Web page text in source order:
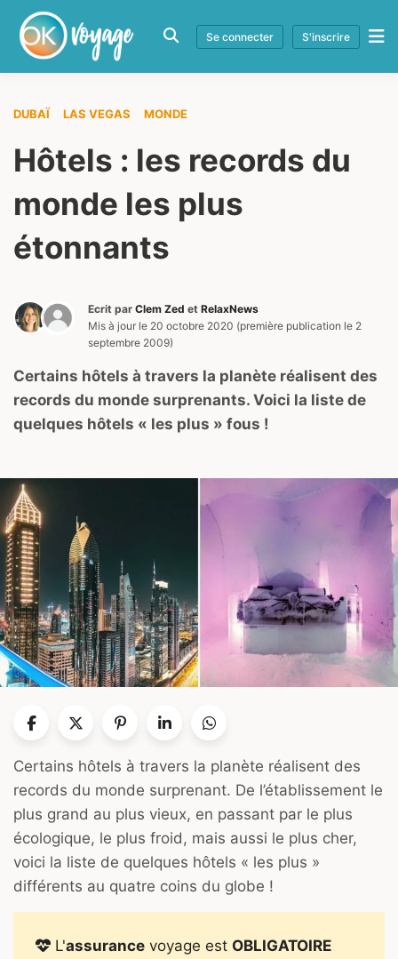
Se connecter S'inscrire
DUBAÏ LAS VEGAS MONDE
Hôtels : les records du
monde les plus
étonnants
Ecrit par Clem Zed et RelaxNews
Mis à jour le 20 octobre 2020 (première publication le 2
septembre 2009)
Certains hôtels à travers la planète réalisent des
records du monde surprenants. Voici la liste de
quelques hôtels « les plus » fous !
Certains hôtels à travers la planète réalisent des
records du monde surprenant. De l’établissement le
plus grand au plus vieux, en passant par le plus
écologique, le plus froid, mais aussi le plus cher,
voici la liste de quelques hôtels « les plus »
différents au quatre coins du globe !
L'assurance voyage est OBLIGATOIRE